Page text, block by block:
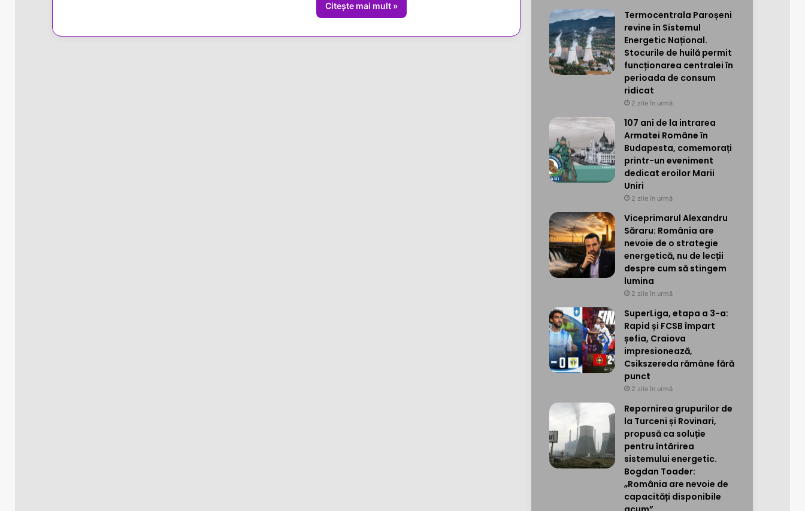
Citește mai mult »
Termocentrala Paroșeni
revine în Sistemul
Energetic Național.
Stocurile de huilă permit
funcționarea centralei în
perioada de consum
ridicat
2 zile în urmă
107 ani de la intrarea
Armatei Române în
Budapesta, comemorați
printr-un eveniment
dedicat eroilor Marii
Uniri
2 zile în urmă
Viceprimarul Alexandru
Săraru: România are
nevoie de o strategie
energetică, nu de lecții
despre cum să stingem
lumina
2 zile în urmă
SuperLiga, etapa a 3-a:
Rapid și FCSB împart
șefia, Craiova
impresionează,
Csikszereda rămâne fără
punct
2 zile în urmă
Repornirea grupurilor de
la Turceni și Rovinari,
propusă ca soluție
pentru întărirea
sistemului energetic.
Bogdan Toader:
„România are nevoie de
capacități disponibile